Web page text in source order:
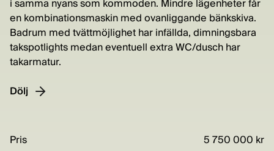
i samma nyans som kommoden. Mindre lägenheter får
en kombinationsmaskin med ovanliggande bänkskiva.
Badrum med tvättmöjlighet har infällda, dimningsbara
takspotlights medan eventuell extra WC/dusch har
takarmatur.
Dölj
Pris 5 750 000 kr